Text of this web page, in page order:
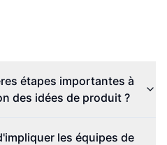
étapes importantes à
des idées de produit ?
les équipes de